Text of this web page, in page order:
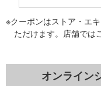
※クーポンはストア・エ
ただけます。店舗では
オンライン